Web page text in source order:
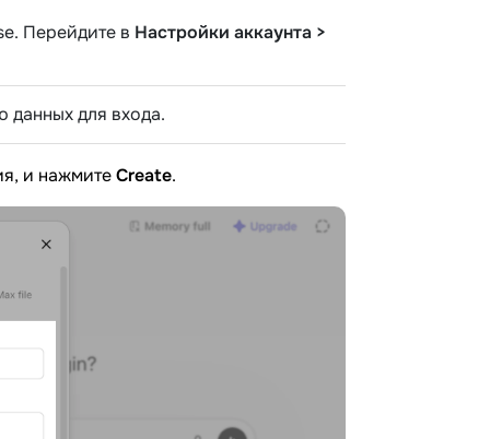
Перейдите в Настройки аккаунта >
для входа.
и нажмитеCreate.